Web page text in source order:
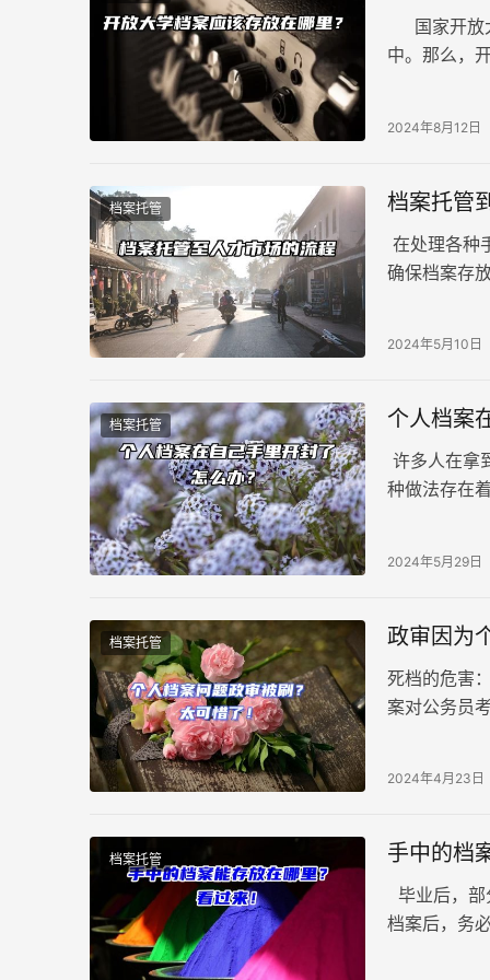
国家开放
中。那么，
2024年8月12日
档案托管 档案托管
在处理各种
确保档案存
2024年5月10日
档案托管 个人档案
许多人在拿
种做法存在
2024年5月29日
档案托管 政审因为
死档的危害
案对公务员
2024年4月23日
档案托管 手中的档
毕业后，
档案后，务